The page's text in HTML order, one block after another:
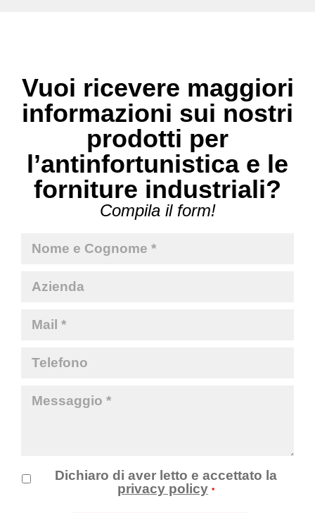
Vuoi ricevere maggiori
informazioni sui nostri
prodotti per
l’antinfortunistica e le
forniture industriali?
Compila il form!
Dichiaro di aver letto e accettato la
privacy policy *